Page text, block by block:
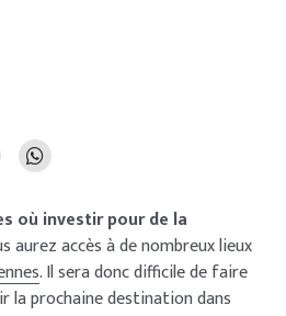
où investir pour de la
aurez accès à de nombreux lieux
. Il sera donc difficile de faire
la prochaine destination dans